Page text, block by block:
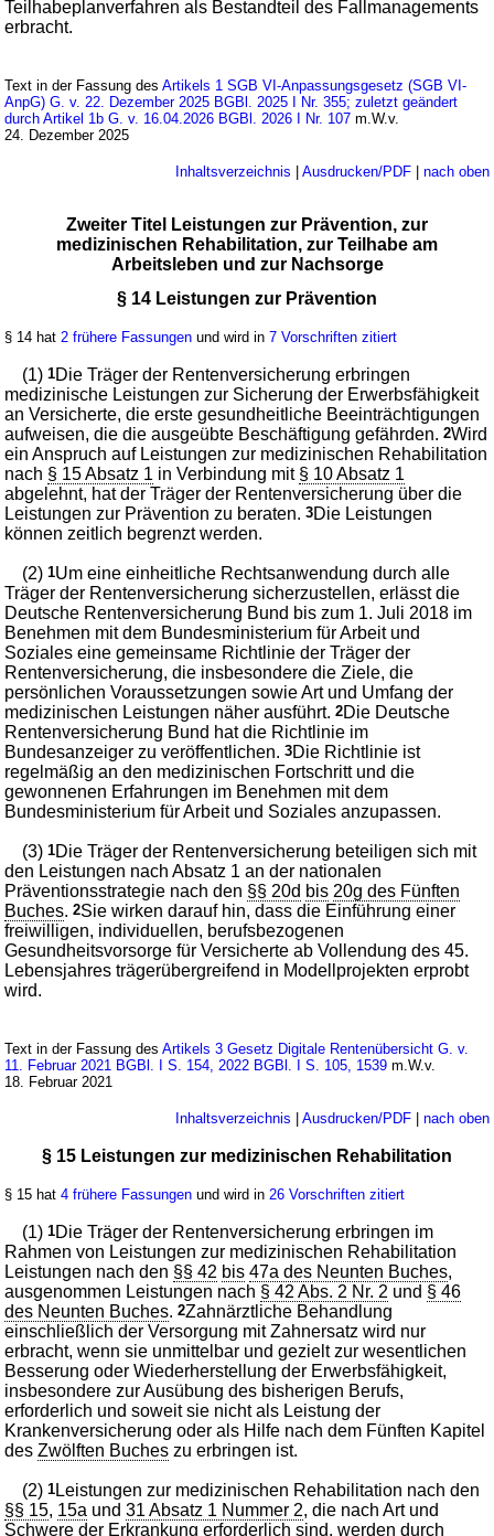
Teilhabeplanverfahren als Bestandteil des Fallmanagements
erbracht.
Text in der Fassung desArtikels 1 SGB VI-Anpassungsgesetz (SGB VI-
AnpG) G. v. 22. Dezember 2025 BGBl. 2025 I Nr. 355; zuletzt geändert
durch Artikel 1b G. v. 16.04.2026 BGBl. 2026 I Nr. 107 m.W.v.
24. Dezember 2025
Inhaltsverzeichnis Ausdrucken/PDF| nach oben
Zweiter Titel Leistungen zur Prävention, zur
medizinischen Rehabilitation, zur Teilhabe am
Arbeitsleben und zur Nachsorge
§ 14 Leistungen zur Prävention
§ 14 hat 2 frühere Fassungen und wird in7 Vorschriften zitiert
(1)1Die Träger der Rentenversicherung erbringen
medizinische Leistungen zur Sicherung der Erwerbsfähigkeit
an Versicherte, die erste gesundheitliche Beeinträchtigungen
aufweisen, die die ausgeübte Beschäftigung gefährden.2Wird
ein Anspruch auf Leistungen zur medizinischen Rehabilitation
nach § 15 Absatz 1 in Verbindung mit § 10 Absatz 1
abgelehnt, hat der Träger der Rentenversicherung über die
Leistungen zur Prävention zu beraten.3Die Leistungen
können zeitlich begrenzt werden.
(2)1Um eine einheitliche Rechtsanwendung durch alle
Träger der Rentenversicherung sicherzustellen, erlässt die
Deutsche Rentenversicherung Bund bis zum 1. Juli 2018 im
Benehmen mit dem Bundesministerium für Arbeit und
Soziales eine gemeinsame Richtlinie der Träger der
Rentenversicherung, die insbesondere die Ziele, die
persönlichen Voraussetzungen sowie Art und Umfang der
medizinischen Leistungen näher ausführt.2Die Deutsche
Rentenversicherung Bund hat die Richtlinie im
Bundesanzeiger zu veröffentlichen.3Die Richtlinie ist
regelmäßig an den medizinischen Fortschritt und die
gewonnenen Erfahrungen im Benehmen mit dem
Bundesministerium für Arbeit und Soziales anzupassen.
(3)1Die Träger der Rentenversicherung beteiligen sich mit
den Leistungen nach Absatz 1 an der nationalen
Präventionsstrategie nach den §§ 20d bis 20g des Fünften
Buches.2Sie wirken darauf hin, dass die Einführung einer
freiwilligen, individuellen, berufsbezogenen
Gesundheitsvorsorge für Versicherte ab Vollendung des 45.
Lebensjahres trägerübergreifend in Modellprojekten erprobt
wird.
Text in der Fassung desArtikels 3 Gesetz Digitale Rentenübersicht G. v.
11. Februar 2021 BGBl. I S. 154, 2022 BGBl. I S. 105, 1539 m.W.v.
18. Februar 2021
Inhaltsverzeichnis Ausdrucken/PDF| nach oben
§ 15 Leistungen zur medizinischen Rehabilitation
§ 15 hat4 frühere Fassungen und wird in 26 Vorschriften zitiert
(1)1Die Träger der Rentenversicherung erbringen im
Rahmen von Leistungen zur medizinischen Rehabilitation
Leistungen nach den §§ 42 bis 47a des Neunten Buches,
ausgenommen Leistungen nach § 42 Abs. 2 Nr. 2 und § 46
des Neunten Buches.2Zahnärztliche Behandlung
einschließlich der Versorgung mit Zahnersatz wird nur
erbracht, wenn sie unmittelbar und gezielt zur wesentlichen
Besserung oder Wiederherstellung der Erwerbsfähigkeit,
insbesondere zur Ausübung des bisherigen Berufs,
erforderlich und soweit sie nicht als Leistung der
Krankenversicherung oder als Hilfe nach dem Fünften Kapitel
desZwölften Buches zu erbringen ist.
(2)1 Leistungen zur medizinischen Rehabilitation nach den
§§ 15, 15a und31 Absatz 1 Nummer 2, die nach Art und
Schwere der Erkrankung erforderlich sind, werden durch